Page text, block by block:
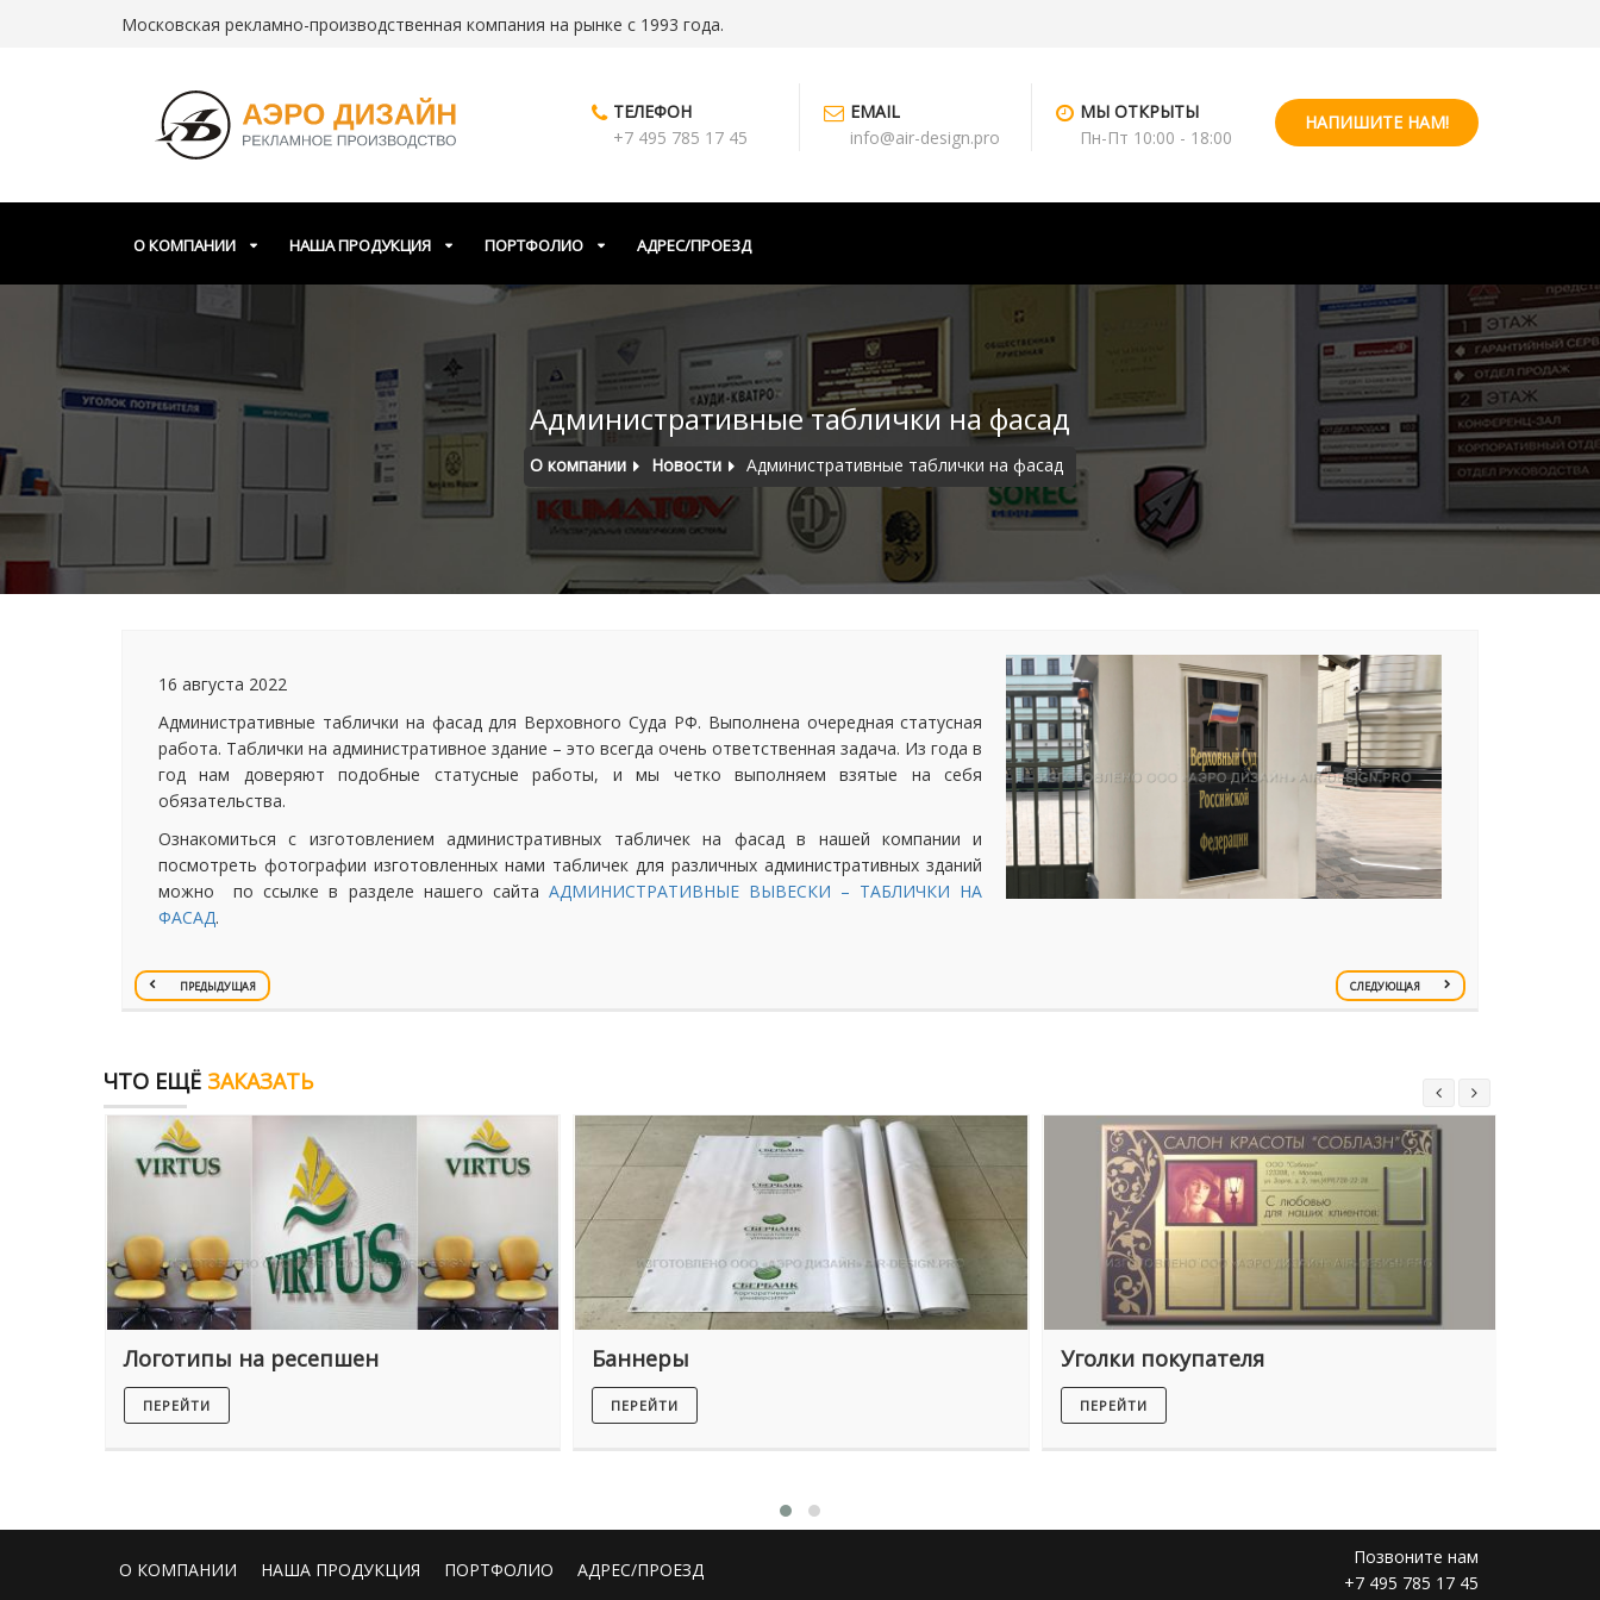
Московская рекламно-производственная компания на рынке с 1993 года.
ТЕЛЕФОН
+7 495 785 17 45
EMAIL
info@air-design.pro
МЫ ОТКРЫТЫ
Пн-Пт 10:00 - 18:00
НАПИШИТЕ НАМ!
О КОМПАНИИ НАША ПРОДУКЦИЯ ПОРТФОЛИО АДРЕС/ПРОЕЗД
Административные таблички на фасад
О компании Новости Административные таблички на фасад
16 августа 2022
Административные таблички на фасад для Верховного Суда РФ. Выполнена очередная статусная
работа. Таблички на административное здание – это всегда очень ответственная задача. Из года в
год нам доверяют подобные статусные работы, и мы четко выполняем взятые на себя
обязательства.
Ознакомиться с изготовлением административных табличек на фасад в нашей компании и
посмотреть фотографии изготовленных нами табличек для различных административных зданий
можно по ссылке в разделе нашего сайта АДМИНИСТРАТИВНЫЕ ВЫВЕСКИ – ТАБЛИЧКИ НА
ФАСАД.
ПРЕДЫДУЩАЯ СЛЕДУЮЩАЯ
ЧТО ЕЩЁ ЗАКАЗАТЬ
Логотипы на ресепшен
ПЕРЕЙТИ
Баннеры
ПЕРЕЙТИ
Уголки покупателя
ПЕРЕЙТИ
О КОМПАНИИ НАША ПРОДУКЦИЯ ПОРТФОЛИО АДРЕС/ПРОЕЗД
Позвоните нам
+7 495 785 17 45